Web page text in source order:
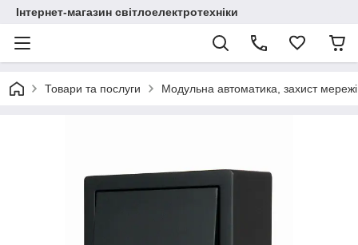
Інтернет-магазин світлоелектротехніки
Товари та послуги Модульна автоматика, захист мережі